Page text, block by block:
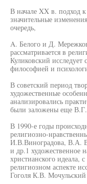
В начале XX в. подход
значительные
очередь,
A. Белого и Д.
рассматривается в
Куликовский исследует
философией и
В советский период
художественные
анализировались
были заложены еще
В 1990-е годы
религиозно-
И.В.Виноградова, В.А.
и др.1 художественное
христианского идеала,
религиозном аспекте
Гоголя К.В.